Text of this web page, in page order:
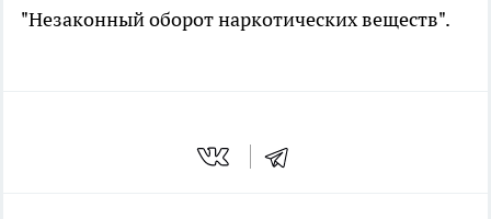
"Незаконный оборот наркотических веществ".